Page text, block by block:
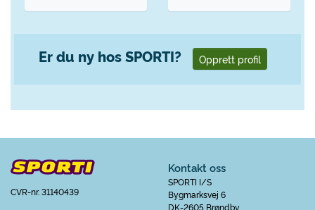
Er du ny hos SPORTI? Opprett profil
CVR-nr. 31140439
Kontakt oss
SPORTI I/S
Bygmarksvej 6
DK-2605 Brøndby